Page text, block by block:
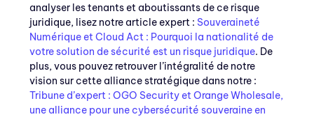
analyser les tenants et aboutissants de ce risque
juridique, lisez notre article expert : Souveraineté
Numérique et Cloud Act : Pourquoi la nationalité de
votre solution de sécurité est un risque juridique. De
plus, vous pouvez retrouver l’intégralité de notre
vision sur cette alliance stratégique dans notre :
Tribune d’expert : OGO Security et Orange Wholesale,
une alliance pour une cybersécurité souveraine en